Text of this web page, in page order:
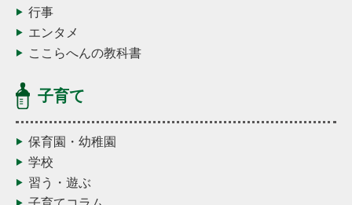
行事
エンタメ
ここらへんの教科書
子育て
保育園・幼稚園
学校
習う・遊ぶ